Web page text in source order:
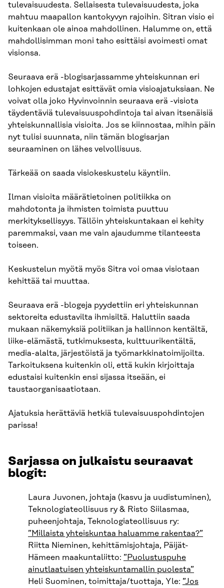
tulevaisuudesta. Sellaisesta tulevaisuudesta, joka
mahtuu maapallon kantokyvyn rajoihin. Sitran visio ei
kuitenkaan ole ainoa mahdollinen. Halumme on, että
mahdollisimman moni taho esittäisi avoimesti omat
visionsa.
Seuraava erä -blogisarjassamme yhteiskunnan eri
lohkojen edustajat esittävät omia visioajatuksiaan. Ne
voivat olla joko Hyvinvoinnin seuraava erä -visiota
täydentäviä tulevaisuuspohdintoja tai aivan itsenäisiä
yhteiskunnallisia visioita. Jos se kiinnostaa, mihin päin
nyt tulisi suunnata, niin tämän blogisarjan
seuraaminen on lähes velvollisuus.
Tärkeää on saada visiokeskustelu käyntiin.
Ilman visioita määrätietoinen politiikka on
mahdotonta ja ihmisten toimista puuttuu
merkityksellisyys. Tällöin yhteiskuntakaan ei kehity
paremmaksi, vaan me vain ajaudumme tilanteesta
toiseen.
Keskustelun myötä myös Sitra voi omaa visiotaan
kehittää tai muuttaa.
Seuraava erä -blogeja pyydettiin eri yhteiskunnan
sektoreita edustavilta ihmisiltä. Haluttiin saada
mukaan näkemyksiä politiikan ja hallinnon kentältä,
liike-elämästä, tutkimuksesta, kulttuurikentältä,
media-alalta, järjestöistä ja työmarkkinatoimijoilta.
Tarkoituksena kuitenkin oli, että kukin kirjoittaja
edustaisi kuitenkin ensi sijassa itseään, ei
taustaorganisaatiotaan.
Ajatuksia herättäviä hetkiä tulevaisuuspohdintojen
parissa!
Sarjassa on julkaistu seuraavat
blogit:
Laura Juvonen, johtaja (kasvu ja uudistuminen),
Teknologiateollisuus ry & Risto Siilasmaa,
puheenjohtaja, Teknologiateollisuus ry:
”Millaista yhteiskuntaa haluamme rakentaa?”
Riitta Nieminen, kehittämisjohtaja, Päijät-
Hämeen maakuntaliitto: ”Puolustuspuhe
ainutlaatuisen yhteiskuntamallin puolesta”
Heli Suominen, toimittaja/tuottaja, Yle: ”Jos